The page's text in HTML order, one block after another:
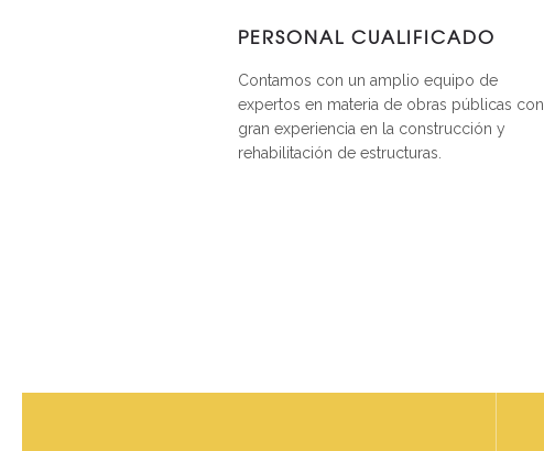
PERSONAL CUALIFICADO
Contamos con un amplio equipo de
expertos en materia de obras públicas con
gran experiencia en la construcción y
rehabilitación de estructuras.